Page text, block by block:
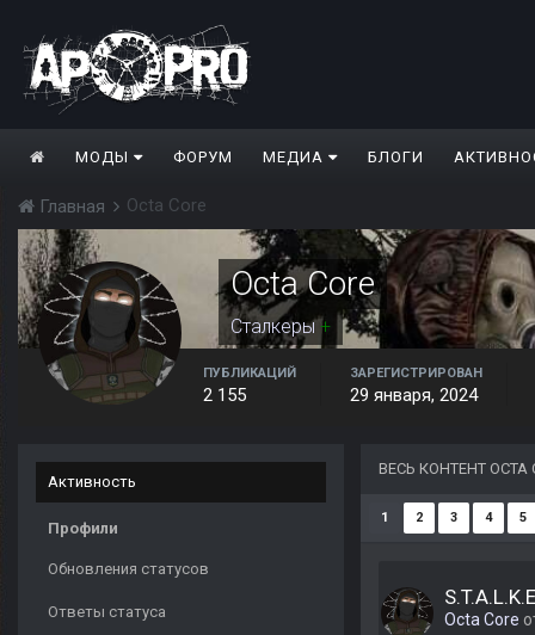
МОДЫ ФОРУМ МЕДИА БЛОГИ
Главная Octa Core
Octa Core
Сталкеры+
ПУБЛИКАЦИЙ
2 155
ЗАРЕГИСТРИРОВАН
29 января, 2024
Активность
Профили
Обновления статусов
Ответы статуса
ВЕСЬ КОНТЕНТ OCTA
1 2 3 4 5
Octa Core